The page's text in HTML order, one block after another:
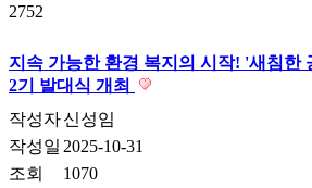
2752
지속 가능한 환경 복지의 시작! '새침한
2기 발대식 개최
작성자신성임
작성일 2025-10-31
조회
1070